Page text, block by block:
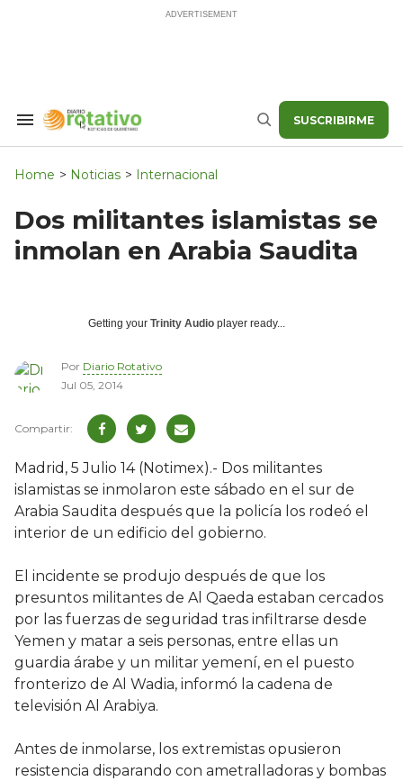
Search
Navigation
Buscar SUSCRIBIRME
Home > Noticias > Internacional
Dos militantes islamistas se
inmolan en Arabia Saudita
Getting your Trinity Audio player ready...
Por Diario Rotativo
Jul 05, 2014
Madrid, 5 Julio 14 (Notimex).- Dos militantes
islamistas se inmolaron este sábado en el sur de
Arabia Saudita después que la policía los rodeó el
interior de un edificio del gobierno.
El incidente se produjo después de que los
presuntos militantes de Al Qaeda estaban cercados
por las fuerzas de seguridad tras infiltrarse desde
Yemen y matar a seis personas, entre ellas un
guardia árabe y un militar yemení, en el puesto
fronterizo de Al Wadia, informó la cadena de
televisión Al Arabiya.
Antes de inmolarse, los extremistas opusieron
resistencia disparando con ametralladoras y bombas